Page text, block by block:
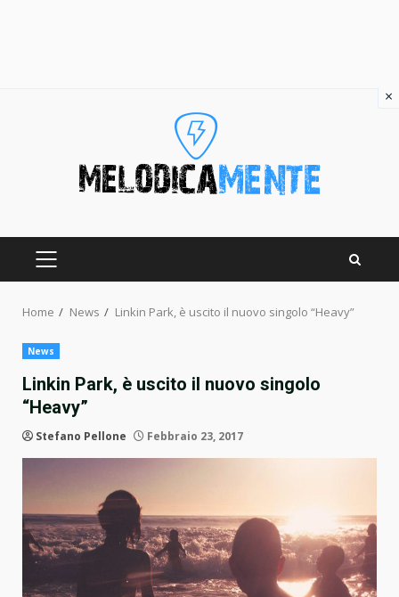
PRIMARY
Home News Linkin Park, è uscito il nuovo singolo “Heavy”
News
Linkin Park, è uscito il nuovo singolo
“Heavy”
Stefano Pellone Febbraio 23, 2017
×